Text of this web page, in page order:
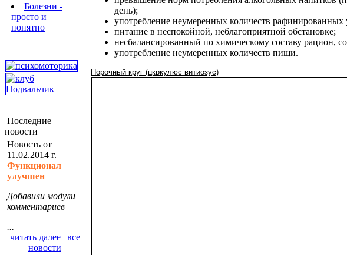
Болезни -
просто и
понятно
Последние
новости
Новость от
11.02.2014 г.
Функционал
улучшен
Добавили модули
комментариев
...
читать далее| все
новости
день);
употребление неумеренных количеств рафинированных
питание в неспокойной, неблагоприятной обстановке;
несбалансированный по химическому составу рацион,
употребление неумеренных количеств пищи.
Порочный круг (цкркулюс витиозус)